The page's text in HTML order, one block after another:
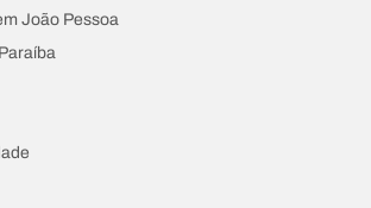
João Pessoa